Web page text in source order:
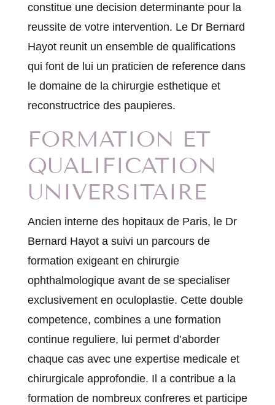
constitue une decision determinante pour la
reussite de votre intervention. Le Dr Bernard
Hayot reunit un ensemble de qualifications
qui font de lui un praticien de reference dans
le domaine de la chirurgie esthetique et
reconstructrice des paupieres.
FORMATION ET
QUALIFICATION
UNIVERSITAIRE
Ancien interne des hopitaux de Paris, le Dr
Bernard Hayot a suivi un parcours de
formation exigeant en chirurgie
ophthalmologique avant de se specialiser
exclusivement en oculoplastie. Cette double
competence, combines a une formation
continue reguliere, lui permet d’aborder
chaque cas avec une expertise medicale et
chirurgicale approfondie. Il a contribue a la
formation de nombreux confreres et participe